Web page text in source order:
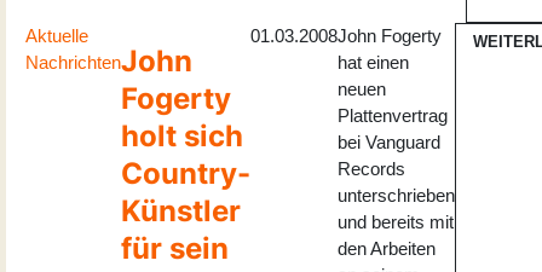
Aktuelle
NachrichtenJohn
Fogerty
holt sich
Country-
Künstler
für sein
01.03.2008John Fogerty
hat einen
neuen
Plattenvertrag
bei Vanguard
Records
unterschrieben
und bereits mit
den Arbeiten